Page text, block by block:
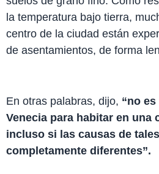
la temperatura bajo tierra,
centro de la ciudad están
de asentamientos, de forma
En otras palabras, dijo, “no
Venecia para habitar en una
incluso si las causas de
completamente diferentes”.